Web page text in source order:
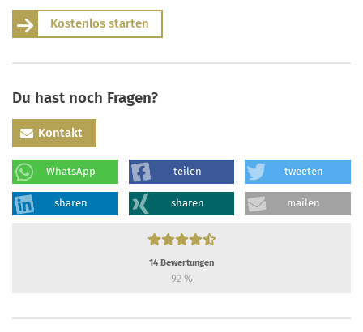
Kostenlos starten
Du hast noch Fragen?
Kontakt
WhatsApp teilen tweeten
sharen sharen mailen
14 Bewertungen
92%